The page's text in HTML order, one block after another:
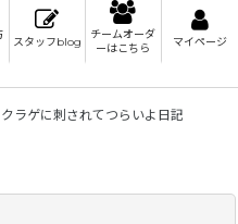
スタッフblog
チームオーダ
ーはこちら
マイページ
クラゲに刺されてつらいよ日記